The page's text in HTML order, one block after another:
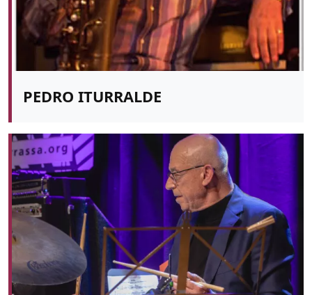
PEDRO ITURRALDE